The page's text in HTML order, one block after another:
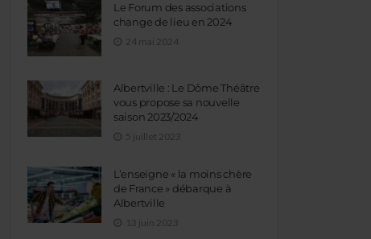
Le Forum des associations
change de lieu en 2024
24 mai 2024
Albertville : Le Dôme Théâtre
vous propose sa nouvelle
saison 2023/2024
5 juillet 2023
L’enseigne « la moins chère
de France » débarque à
Albertville
13 juin 2023